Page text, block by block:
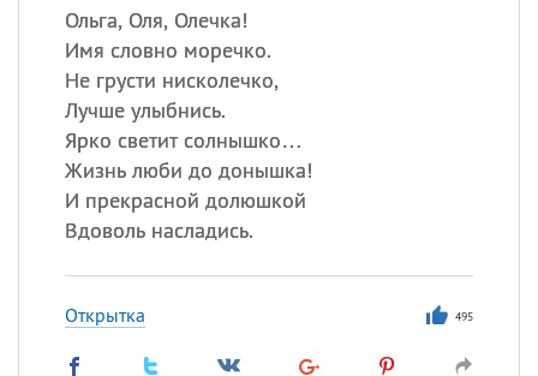
Ольга, Оля, Олечка!
Имя словно моречко.
Не грусти нисколечко,
Лучше улыбнись.
Ярко светит солнышко…
Жизнь люби до донышка!
И прекрасной долюшкой
Вдоволь насладись.
Открытка 495